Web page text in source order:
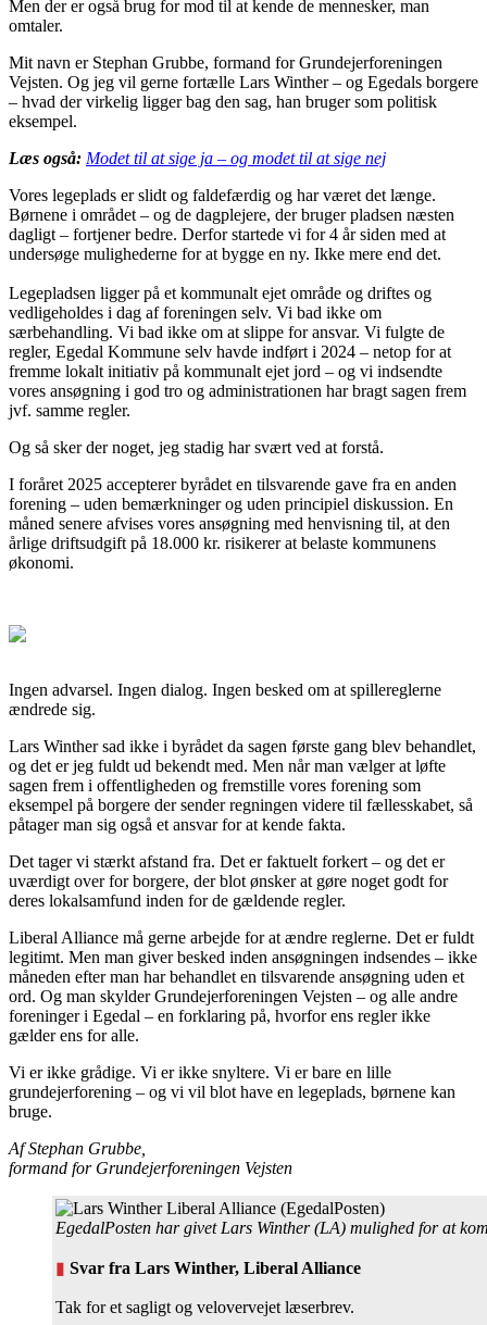
Men der er også brug for mod til at kende de mennesker, man
omtaler.
Mit navn er Stephan Grubbe, formand for Grundejerforeningen
Vejsten. Og jeg vil gerne fortælle Lars Winther – og Egedals borgere
– hvad der virkelig ligger bag den sag, han bruger som politisk
eksempel.
Læs også: Modet til at sige ja – og modet til at sige nej
Vores legeplads er slidt og faldefærdig og har været det længe.
Børnene i området – og de dagplejere, der bruger pladsen næsten
dagligt – fortjener bedre. Derfor startede vi for 4 år siden med at
undersøge mulighederne for at bygge en ny. Ikke mere end det.
Legepladsen ligger på et kommunalt ejet område og driftes og
vedligeholdes i dag af foreningen selv. Vi bad ikke om
særbehandling. Vi bad ikke om at slippe for ansvar. Vi fulgte de
regler, Egedal Kommune selv havde indført i 2024 – netop for at
fremme lokalt initiativ på kommunalt ejet jord – og vi indsendte
vores ansøgning i god tro og administrationen har bragt sagen frem
jvf. samme regler.
Og så sker der noget, jeg stadig har svært ved at forstå.
I foråret 2025 accepterer byrådet en tilsvarende gave fra en anden
forening – uden bemærkninger og uden principiel diskussion. En
måned senere afvises vores ansøgning med henvisning til, at den
årlige driftsudgift på 18.000 kr. risikerer at belaste kommunens
økonomi.
Ingen advarsel. Ingen dialog. Ingen besked om at spillereglerne
ændrede sig.
Lars Winther sad ikke i byrådet da sagen første gang blev behandlet,
og det er jeg fuldt ud bekendt med. Men når man vælger at løfte
sagen frem i offentligheden og fremstille vores forening som
eksempel på borgere der sender regningen videre til fællesskabet, så
påtager man sig også et ansvar for at kende fakta.
Det tager vi stærkt afstand fra. Det er faktuelt forkert – og det er
uværdigt over for borgere, der blot ønsker at gøre noget godt for
deres lokalsamfund inden for de gældende regler.
Liberal Alliance må gerne arbejde for at ændre reglerne. Det er fuldt
legitimt. Men man giver besked inden ansøgningen indsendes – ikke
måneden efter man har behandlet en tilsvarende ansøgning uden et
ord. Og man skylder Grundejerforeningen Vejsten – og alle andre
foreninger i Egedal – en forklaring på, hvorfor ens regler ikke
gælder ens for alle.
Vi er ikke grådige. Vi er ikke snyltere. Vi er bare en lille
grundejerforening – og vi vil blot have en legeplads, børnene kan
bruge.
Af Stephan Grubbe,
formand for Grundejerforeningen Vejsten
EgedalPosten har givet Lars Winther (LA) mulighed for at
▮ Svar fra Lars Winther, Liberal Alliance
Tak for et sagligt og velovervejet læserbrev.